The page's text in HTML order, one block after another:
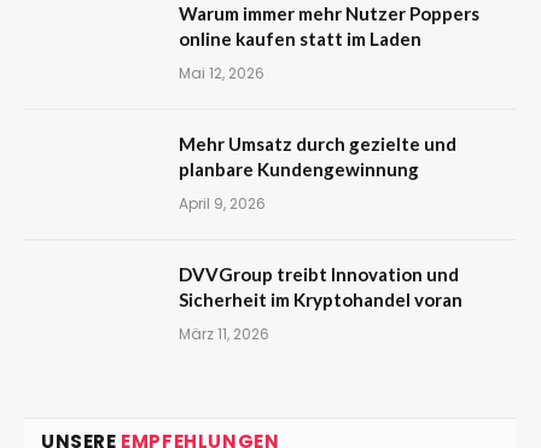
Warum immer mehr Nutzer Poppers
online kaufen statt im Laden
Mai 12, 2026
Mehr Umsatz durch gezielte und
planbare Kundengewinnung
April 9, 2026
DVVGroup treibt Innovation und
Sicherheit im Kryptohandel voran
März 11, 2026
UNSERE EMPFEHLUNGEN